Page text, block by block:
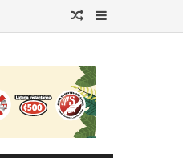
Publicación al azar
Barra lateral